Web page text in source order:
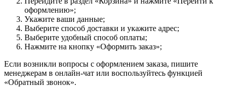
оформлению»;
Укажите ваши данные;
Выберите способ доставки и укажите адрес;
Выберите удобный способ оплаты;
Нажмите на кнопку «Оформить заказ»;
Если возникли вопросы с оформлением заказа, пишите
менеджерам в онлайн-чат или воспользуйтесь функцией
«Обратный звонок».